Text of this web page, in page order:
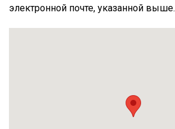
электронной почте, указанной выше.